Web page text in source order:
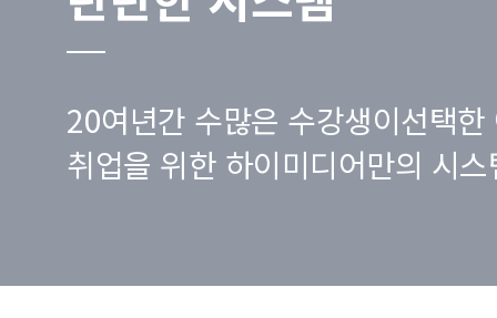
20여년간 수많은 수강생이선택한
취업을 위한 하이미디어만의 시